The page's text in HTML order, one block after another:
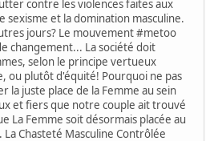
contre les violences faites aux
sexisme et la domination masculine.
jours? Le mouvement #metoo
changement... La société doit
selon le principe vertueux
ou plutôt d'équité! Pourquoi ne pas
la juste place de la Femme au sein
et fiers que notre couple ait trouvé
La Femme soit désormais placée au
Chasteté Masculine Contrôlée